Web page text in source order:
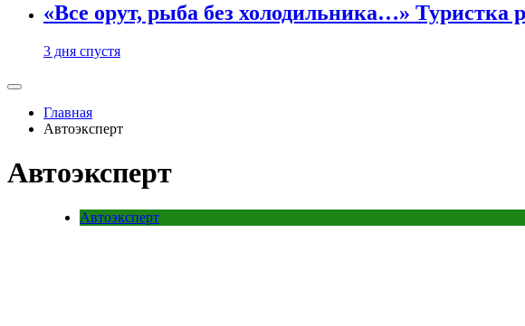
«Все орут, рыба без холодильника…»
3 дня спустя
Главная
Автоэксперт
Автоэксперт
Автоэксперт